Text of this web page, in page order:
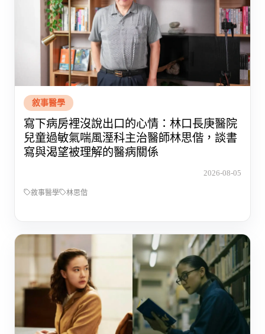
敘事醫學
寫下病房裡沒說出口的心情：林口長庚醫院
兒童過敏氣喘風溼科主治醫師林思偕，談書
寫與渴望被理解的醫病關係
2026-08-05
敘事醫學 林思偕